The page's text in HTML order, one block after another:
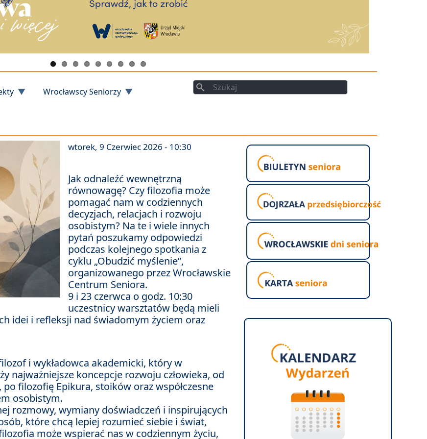
Wrocławscy Seniorzy
Szukaj
Szukaj
wtorek, 9 Czerwiec 2026 - 10:30
Jak odnaleźć wewnętrzną
równowagę? Czy filozofia może
pomagać nam w codziennych
decyzjach, relacjach i rozwoju
osobistym? Na te i wiele innych
pytań poszukamy odpowiedzi
podczas kolejnego spotkania z
cyklu „Obudzić myślenie”,
organizowanego przez Wrocławskie
Centrum Seniora.
9 i 23 czerwca o godz. 10:30
uczestnicy warsztatów będą mieli
idei i refleksji nad świadomym życiem oraz
i wykładowca akademicki, który w
najważniejsze koncepcje rozwoju człowieka, od
filozofię Epikura, stoików oraz współczesne
osobistym.
rozmowy, wymiany doświadczeń i inspirujących
które chcą lepiej rozumieć siebie i świat,
może wspierać nas w codziennym życiu,